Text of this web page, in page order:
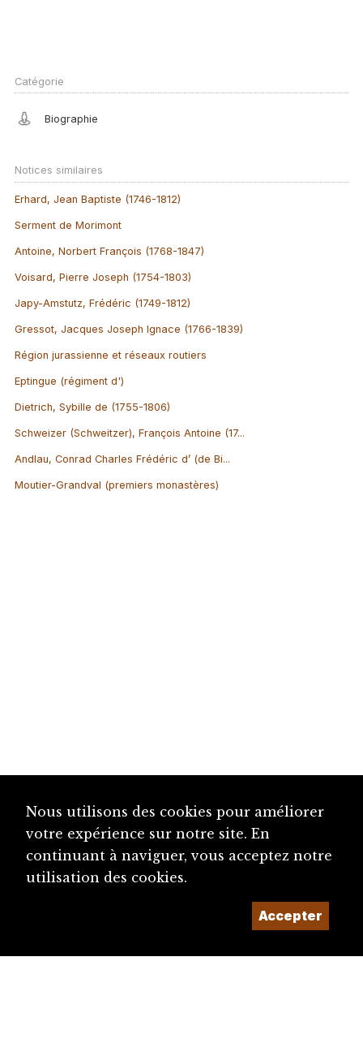
Catégorie
Biographie
Notices similaires
Erhard, Jean Baptiste (1746-1812)
Serment de Morimont
Antoine, Norbert François (1768-1847)
Voisard, Pierre Joseph (1754-1803)
Japy-Amstutz, Frédéric (1749-1812)
Gressot, Jacques Joseph Ignace (1766-1839)
Région jurassienne et réseaux routiers
Eptingue (régiment d')
Dietrich, Sybille de (1755-1806)
Schweizer (Schweitzer), François Antoine (17...
Andlau, Conrad Charles Frédéric d’ (de Bi...
Moutier-Grandval (premiers monastères)
Nous utilisons des cookies pour améliorer
votre expérience sur notre site. En
continuant à naviguer, vous acceptez notre
utilisation des cookies.
Accepter